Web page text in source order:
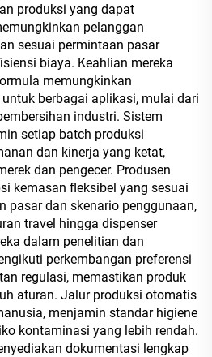
produksi yang dapat
pelanggan
sesuai permintaan pasar
biaya. Keahlian mereka
memungkinkan
berbagai aplikasi, mulai dari
industri. Sistem
setiap batch produksi
dan kinerja yang ketat,
dan pengecer. Produsen
kemasan fleksibel yang sesuai
pasar dan skenario penggunaan,
travel hingga dispenser
dalam penelitian dan
perkembangan preferensi
regulasi, memastikan produk
aturan. Jalur produksi otomatis
menjamin standar higiene
kontaminasi yang lebih rendah.
dokumentasi lengkap